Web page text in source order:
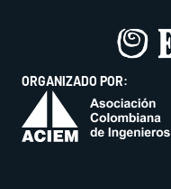
ORGANIZADO POR: